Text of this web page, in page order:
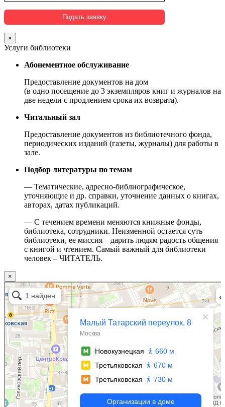
×
Услуги библиотеки
Абонементное обслуживание
Предоставление документов на дом
(в одно посещение до 3 экземпляров книг и журналов на
две недели с продлением срока их возврата).
Читальный зал
Предоставление документов из библиотечного фонда,
периодических изданий (газеты, журналы) для работы в
зале.
Подбор литературы по темам
— Тематические, адресно-библиографическое,
уточняющие и др. справки, уточнение данных о книгах,
авторах, датах публикаций.
— С течением времени меняются книжные фонды,
библиотека, сотрудники. Неизменной остается суть
библиотеки, ее миссия – дарить людям радость общения
с книгой и чтением. Самый важный для библиотеки
человек – ЧИТАТЕЛЬ.
×
Москва
Малый Татарский переулок, 8 на карте Москвы, ближайшее метро Новокузнецкая —
Яндекс.Карты